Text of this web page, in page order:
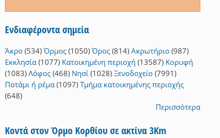
Ενδιαφέροντα σημεία
Άκρο (534) Όρμος (1050) Όρος (814) Ακρωτήριο (987)
Εκκλησία (1077) Κατοικημένη περιοχή (13587) Κορυφή
(1083) Λόφος (468) Νησί (1028) Ξενοδοχείο (7991)
Ποτάμι ή ρέμα (1097) Τμήμα κατοικημένης περιοχής
(648)
Περισσότερα
Κοντά στον Όρμο Κορθίου σε ακτίνα 3Km